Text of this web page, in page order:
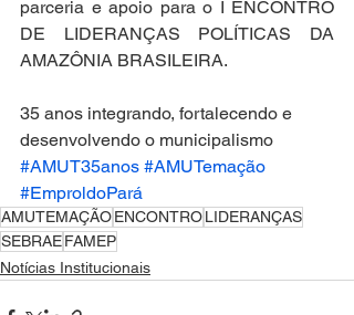
parceria e apoio para o I ENCONTRO
DE LIDERANÇAS POLÍTICAS DA
AMAZÔNIA BRASILEIRA.
35 anos integrando, fortalecendo e
desenvolvendo o municipalismo
#AMUT35anos #AMUTemação
#EmproldoPará
AMUTEMAÇÃOENCONTROLIDERANÇAS
SEBRAEFAMEP
Notícias Institucionais